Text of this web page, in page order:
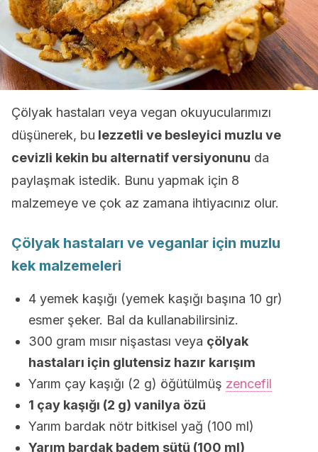
Çölyak hastaları veya vegan okuyucularımızı
düşünerek, bu lezzetli ve besleyici muzlu ve
cevizli kekin bu alternatif versiyonunu da
paylaşmak istedik. Bunu yapmak için 8
malzemeye ve çok az zamana ihtiyacınız olur.
Çölyak hastaları ve veganlar için muzlu
kek malzemeleri
4 yemek kaşığı (yemek kaşığı başına 10 gr)
esmer şeker. Bal da kullanabilirsiniz.
300 gram mısır nişastası veya çölyak
hastaları için glutensiz hazır karışım
Yarım çay kaşığı (2 g) öğütülmüş zencefil
1 çay kaşığı (2 g) vanilya özü
Yarım bardak nötr bitkisel yağ (100 ml)
Yarım bardak badem sütü (100 ml)